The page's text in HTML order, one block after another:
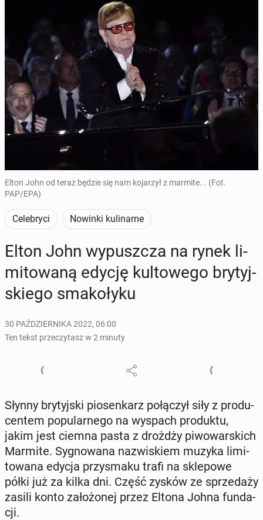
Elton John od teraz będzie się nam kojarzył z marmite... (Fot.
PAP/EPA)
Celebryci Nowinki kulinarne
Elton John wy­pusz­cza na rynek li­
mi­to­wa­ną edycję kul­to­we­go bry­tyj­
skie­go sma­ko­ły­ku
30 PAŹDZIERNIKA 2022, 06:00
Ten tekst przeczytasz w 2 minuty
Słynny bry­tyj­ski pio­sen­karz po­łą­czył siły z pro­du­
cen­tem po­pu­lar­ne­go na wyspach pro­duk­tu,
jakim jest ciemna pasta z drożdży pi­wo­war­skich
Marmite. Sy­gno­wa­na na­zwi­skiem muzyka li­mi­
to­wa­na edycja przy­sma­ku trafi na skle­po­we
półki już za kilka dni. Część zysków ze sprze­da­ży
zasili konto za­ło­żo­nej przez Eltona Johna fun­da­
cji.